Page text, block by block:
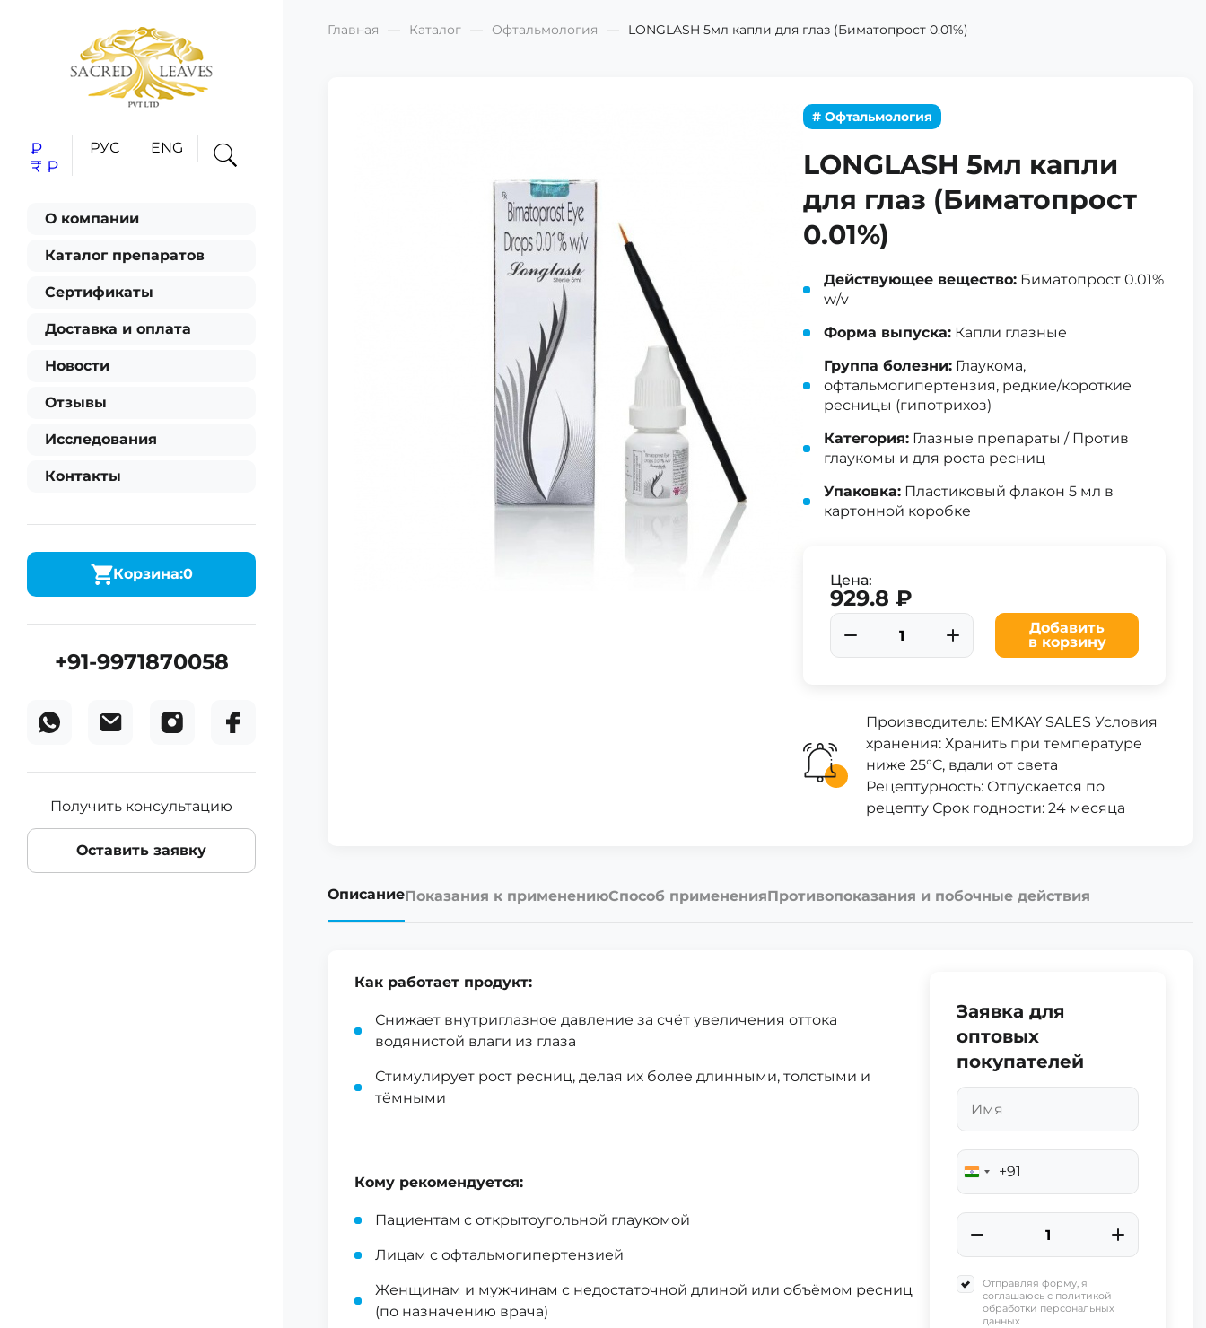
₽
₹ ₽
РУС ENG
О компании
Каталог препаратов
Сертификаты
Доставка и оплата
Новости
Отзывы
Исследования
Контакты
Корзина:0
+91-9971870058
Получить консультацию
Оставить заявку
Главная Каталог Офтальмология LONGLASH 5мл капли для глаз (Биматопрост 0.01%)
# Офтальмология
LONGLASH 5мл капли
для глаз (Биматопрост
0.01%)
Действующее вещество: Биматопрост 0.01%
w/v
Форма выпуска: Капли глазные
Группа болезни: Глаукома,
офтальмогипертензия, редкие/короткие
ресницы (гипотрихоз)
Категория: Глазные препараты / Против
глаукомы и для роста ресниц
Упаковка: Пластиковый флакон 5 мл в
картонной коробке
Цена:
929.8 ₽
Добавить
в корзину
Производитель: EMKAY SALES Условия
хранения: Хранить при температуре
ниже 25°C, вдали от света
Рецептурность: Отпускается по
рецепту Срок годности: 24 месяца
ОписаниеПоказания к применениюСпособ примененияПротивопоказания и побочные действия
Как работает продукт:
Снижает внутриглазное давление за счёт увеличения оттока
водянистой влаги из глаза
Стимулирует рост ресниц, делая их более длинными, толстыми и
тёмными
Кому рекомендуется:
Пациентам с открытоугольной глаукомой
Лицам с офтальмогипертензией
Женщинам и мужчинам с недостаточной длиной или объёмом ресниц
(по назначению врача)
Заявка для
оптовых
покупателей
India
+91
+91
Отправляя форму, я
соглашаюсь с политикой
обработки персональных
данных